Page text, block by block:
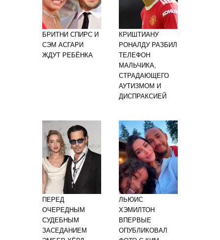
БРИТНИ СПИРС И
СЭМ АСГАРИ
ЖДУТ РЕБЁНКА
КРИШТИАНУ
РОНАЛДУ РАЗБИЛ
ТЕЛЕФОН
МАЛЬЧИКА,
СТРАДАЮЩЕГО
АУТИЗМОМ И
ДИСПРАКСИЕЙ
ПЕРЕД
ОЧЕРЕДНЫМ
СУДЕБНЫМ
ЗАСЕДАНИЕМ
ЛЬЮИС
ХЭМИЛТОН
ВПЕРВЫЕ
ОПУБЛИКОВАЛ